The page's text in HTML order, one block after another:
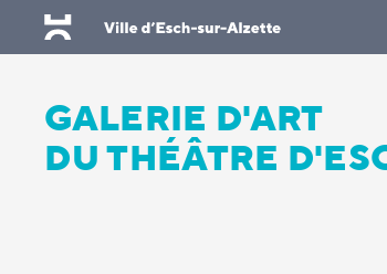
GALERIE D'ART
DU THÉÂTRE